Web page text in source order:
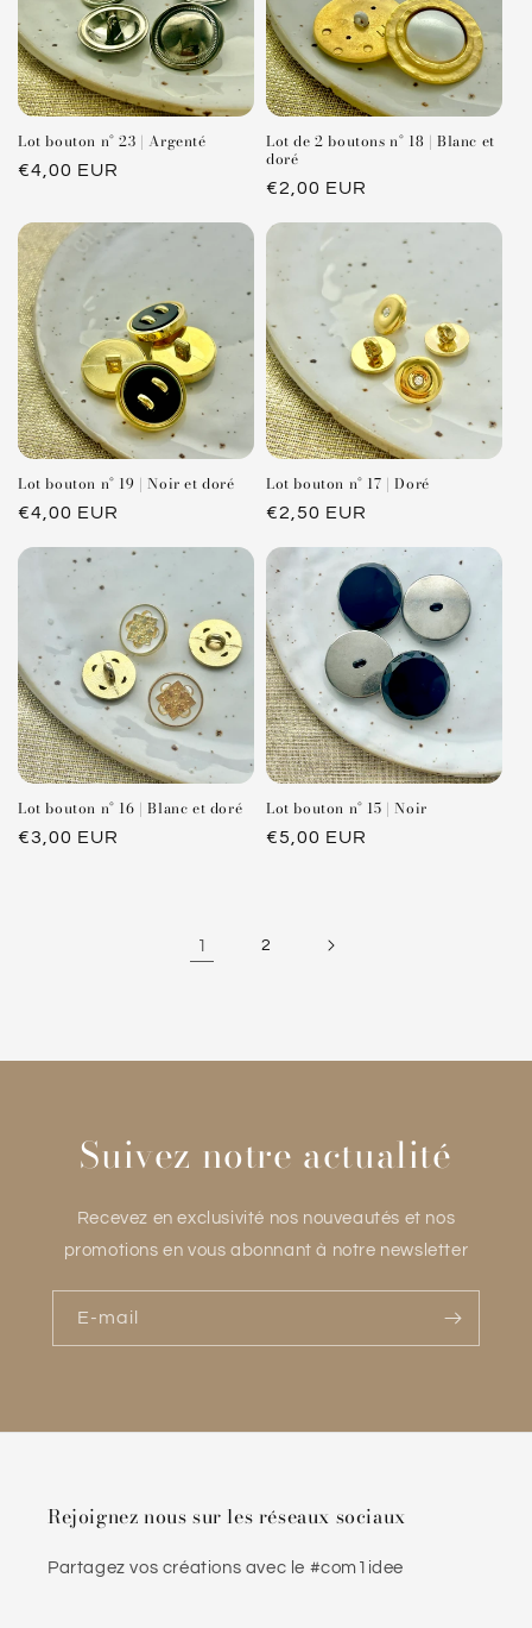
Lot bouton n° 23 | Argenté
Prix
€4,00 EUR
Lot de 2 boutons n° 18 | Blanc et
doré
Prix
€2,00 EUR
Lot bouton n° 19 | Noir et doré
Prix
€4,00 EUR
Lot bouton n° 17 | Doré
Prix
€2,50 EUR
Lot bouton n° 16 | Blanc et doré
Prix
€3,00 EUR
Lot bouton n° 15 | Noir
Prix
€5,00 EUR
1 2
Suivez notre actualité
Recevez en exclusivité nos nouveautés et nos
promotions en vous abonnant à notre newsletter
E-mail
Rejoignez nous sur les réseaux sociaux
Partagez vos créations avec le #com1idee